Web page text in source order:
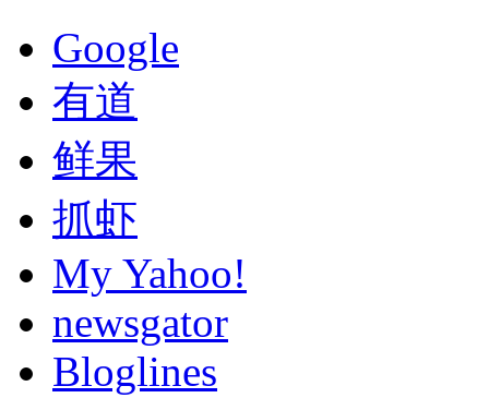
Google
有道
鲜果
抓虾
My Yahoo!
newsgator
Bloglines